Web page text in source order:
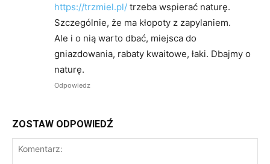
https://trzmiel.pl/ trzeba wspierać naturę.
Szczególnie, że ma kłopoty z zapylaniem.
Ale i o nią warto dbać, miejsca do
gniazdowania, rabaty kwaitowe, łaki. Dbajmy o
naturę.
Odpowiedz
ZOSTAW ODPOWIEDŹ